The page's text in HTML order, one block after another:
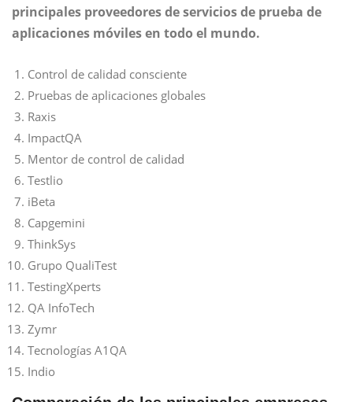
principales proveedores de servicios de prueba de
aplicaciones móviles en todo el mundo.
Control de calidad consciente
Pruebas de aplicaciones globales
Raxis
ImpactQA
Mentor de control de calidad
Testlio
iBeta
Capgemini
ThinkSys
Grupo QualiTest
TestingXperts
QA InfoTech
Zymr
Tecnologías A1QA
Indio